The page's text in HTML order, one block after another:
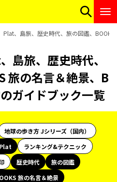
Plat、島旅、歴史時代、旅の図鑑、
島旅、歴史時代、
旅の名言＆絶景、B
ガイドブック一覧
地球の歩き方 Jシリーズ（国内）
Plat
ランキング&テクニック
歴史時代
旅の図鑑
旅の名言＆絶景